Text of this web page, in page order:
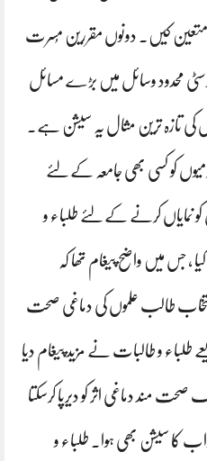
متعین کیں۔ دونوں مقررین مُسرت
محدود وسائل میں بڑے مسائل
تازہ ترین مثال یہ سیشن ہے۔
کو کسی بھی جامعہ کےلئے
کو نمایاں کرنے کےلئے طلباء و
جس میں واضح پیغام تھا کہ
کا انتخاب طالب علموں کی دماغی صحت
طلباء و طالبات نے مزید پیغام دیا
مند دماغی اثر کو دیرپا کرسکتا
کا سیشن بھی ہوا۔ طلباء و